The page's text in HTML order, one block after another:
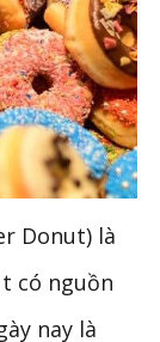
Donut) là
có nguồn
nay là